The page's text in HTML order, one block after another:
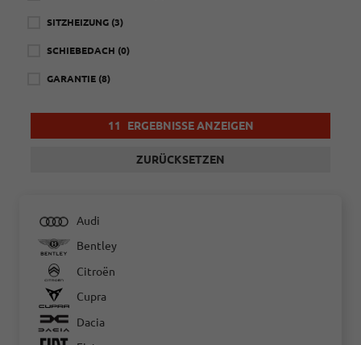
SITZHEIZUNG (3)
SCHIEBEDACH (0)
GARANTIE (8)
11 ERGEBNISSE ANZEIGEN
ZURÜCKSETZEN
Audi
Bentley
Citroën
Cupra
Dacia